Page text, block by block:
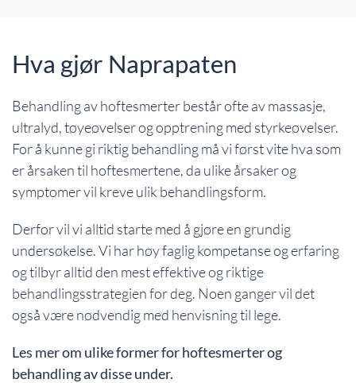
Hva gjør Naprapaten
Behandling av hoftesmerter består ofte av massasje,
ultralyd, tøyeøvelser og opptrening med styrkeøvelser.
For å kunne gi riktig behandling må vi først vite hva som
er årsaken til hoftesmertene, da ulike årsaker og
symptomer vil kreve ulik behandlingsform.
Derfor vil vi alltid starte med å gjøre en grundig
undersøkelse. Vi har høy faglig kompetanse og erfaring
og tilbyr alltid den mest effektive og riktige
behandlingsstrategien for deg. Noen ganger vil det
også være nødvendig med henvisning til lege.
Les mer om ulike former for hoftesmerter og
behandling av disse under.